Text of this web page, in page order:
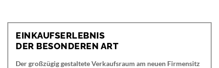
EINKAUFSERLEBNIS
DER BESONDEREN ART
Der großzügig gestaltete Verkaufsraum am neuen Firmensitz